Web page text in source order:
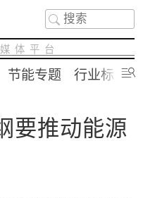
体平台
节能专题 行业标准
要推动能源